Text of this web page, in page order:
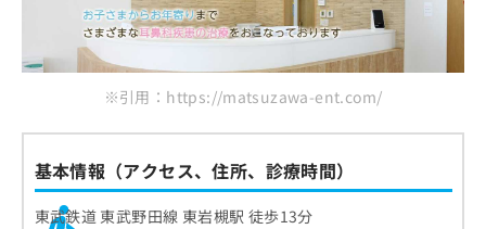
※引用：https://matsuzawa-ent.com/
基本情報（アクセス、住所、診療時間）
東武鉄道 東武野田線 東岩槻駅 徒歩13分